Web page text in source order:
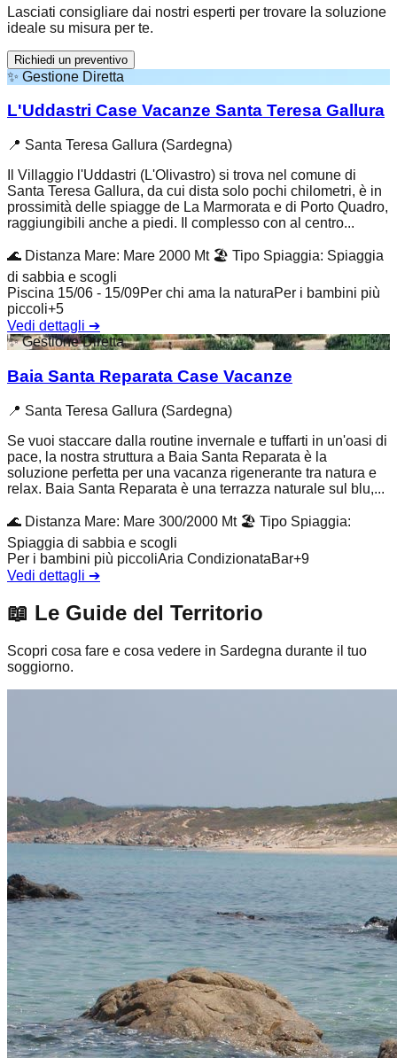
Lasciati consigliare dai nostri esperti per trovare la soluzione
ideale su misura per te.
Richiedi un preventivo
✨ Gestione Diretta
L'Uddastri Case Vacanze Santa Teresa Gallura
📍 Santa Teresa Gallura (Sardegna)
Il Villaggio l'Uddastri (L'Olivastro) si trova nel comune di
Santa Teresa Gallura, da cui dista solo pochi chilometri, è in
prossimità delle spiagge de La Marmorata e di Porto Quadro,
raggiungibili anche a piedi. Il complesso con al centro...
🌊 Distanza Mare: Mare 2000 Mt 🏖️ Tipo Spiaggia: Spiaggia
di sabbia e scogli
Piscina 15/06 - 15/09Per chi ama la naturaPer i bambini più
piccoli+5
Vedi dettagli ➔
✨Gestione Diretta
Baia Santa Reparata Case Vacanze
📍 Santa Teresa Gallura (Sardegna)
Se vuoi staccare dalla routine invernale e tuffarti in un'oasi di
pace, la nostra struttura a Baia Santa Reparata è la
soluzione perfetta per una vacanza rigenerante tra natura e
relax. Baia Santa Reparata è una terrazza naturale sul blu,...
🌊 Distanza Mare: Mare 300/2000 Mt 🏖️ Tipo Spiaggia:
Spiaggia di sabbia e scogli
Per i bambini più piccoliAria CondizionataBar+9
Vedi dettagli ➔
📖 Le Guide del Territorio
Scopri cosa fare e cosa vedere in Sardegna durante il tuo
soggiorno.